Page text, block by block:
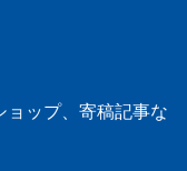
ップ、寄稿記事な